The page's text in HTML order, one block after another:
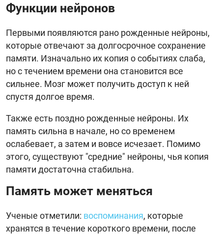
Функции нейронов
Первыми появляются рано рожденные нейроны,
которые отвечают за долгосрочное сохранение
памяти. Изначально их копия о событиях слаба,
но с течением времени она становится все
сильнее. Мозг может получить доступ к ней
спустя долгое время.
Также есть поздно рожденные нейроны. Их
память сильна в начале, но со временем
ослабевает, а затем и вовсе исчезает. Помимо
этого, существуют "средние" нейроны, чья копия
памяти достаточна стабильна.
Память может меняться
Ученые отметили: воспоминания, которые
хранятся в течение короткого времени, после